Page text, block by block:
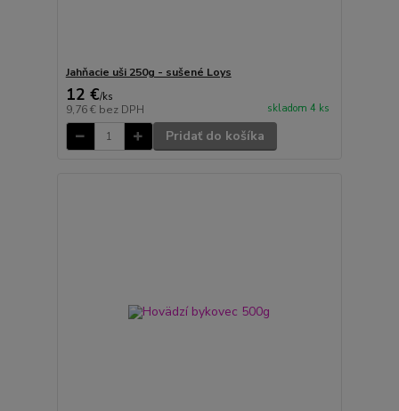
Jahňacie uši 250g - sušené Loys
12 €/ks
9,76 € bez DPH skladom 4 ks
Pridať do košíka